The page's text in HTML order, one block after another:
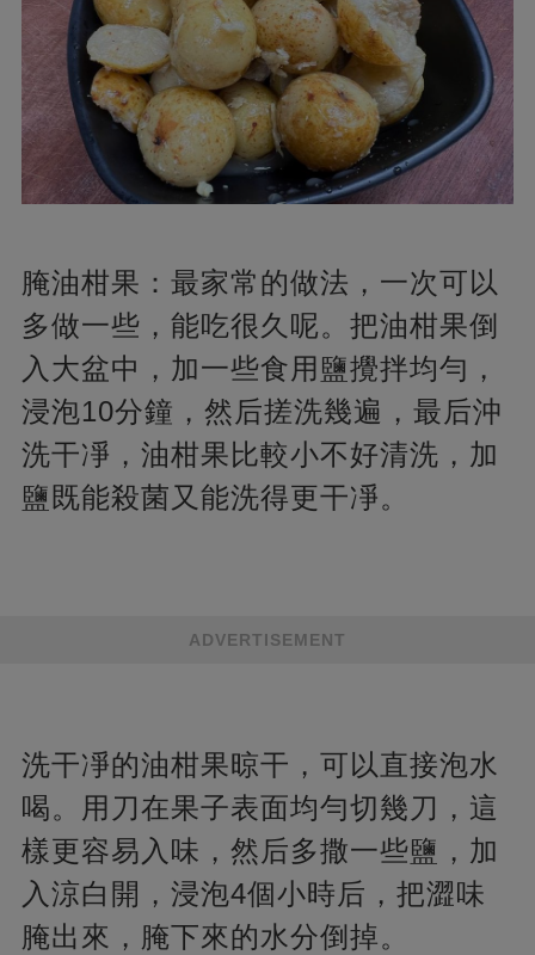
腌油柑果：最家常的做法，一次可以
多做一些，能吃很久呢。把油柑果倒
入大盆中，加一些食用鹽攪拌均勻，
浸泡10分鐘，然后搓洗幾遍，最后沖
洗干凈，油柑果比較小不好清洗，加
鹽既能殺菌又能洗得更干凈。
ADVERTISEMENT
洗干凈的油柑果晾干，可以直接泡水
喝。用刀在果子表面均勻切幾刀，這
樣更容易入味，然后多撒一些鹽，加
入涼白開，浸泡4個小時后，把澀味
腌出來，腌下來的水分倒掉。